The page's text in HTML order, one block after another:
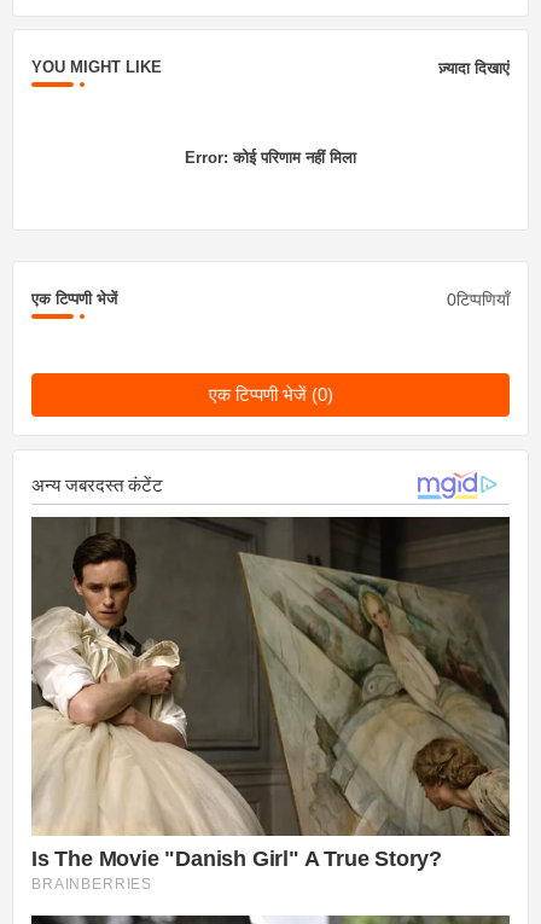
YOU MIGHT LIKE ज़्यादा दिखाएं
Error: कोई परिणाम नहीं मिला
एक टिप्पणी भेजें 0टिप्पणियाँ
एक टिप्पणी भेजें (0)